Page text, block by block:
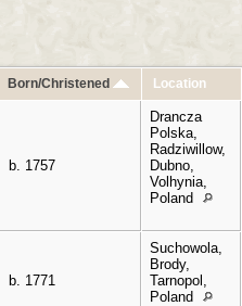
Born/Christened Location
b. 1757
Drancza
Polska,
Radziwillow,
Dubno,
Volhynia,
Poland
b. 1771
Suchowola,
Brody,
Tarnopol,
Poland